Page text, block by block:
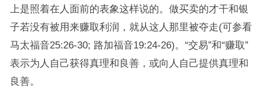
上是照着在人面前的表象这样说的。做买卖的才干和银
子若没有被用来赚取利润，就从这人那里被夺走(可参看
马太福音25:26-30; 路加福音19:24-26)。“交易”和“赚取”
表示为人自己获得真理和良善，或向人自己提供真理和
良善。